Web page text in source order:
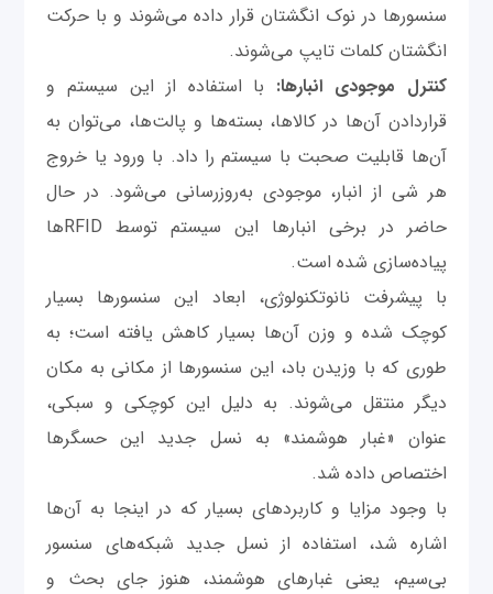
سنسورها در نوک انگشتان قرار داده می‌شوند و با حرکت
انگشتان کلمات تایپ می‌شوند.
کنترل موجودی انبارها: با استفاده از این سیستم و
قراردادن آن‌ها در کالاها، بسته‌ها و پالت‌ها، می‌توان به
آن‌ها قابلیت صحبت با سیستم را داد. با ورود یا خروج
هر شی از انبار، موجودی به‌روزرسانی می‌شود. در حال
حاضر در برخی انبارها این سیستم توسط RFIDها
پیاده‌سازی شده است.
با پیشرفت نانوتکنولوژی، ابعاد این سنسورها بسیار
کوچک شده و وزن آن‌ها بسیار کاهش یافته است؛ به
طوری که با وزیدن باد، این سنسورها از مکانی به مکان
دیگر منتقل می‌شوند. به دلیل این کوچکی و سبکی،
عنوان «غبار هوشمند» به نسل جدید این حسگرها
اختصاص داده شد.
با وجود مزایا و کاربردهای بسیار که در اینجا به آن‌ها
اشاره شد، استفاده از نسل جدید شبکه‌های سنسور
بی‌سیم، یعنی غبارهای هوشمند، هنوز جای بحث و